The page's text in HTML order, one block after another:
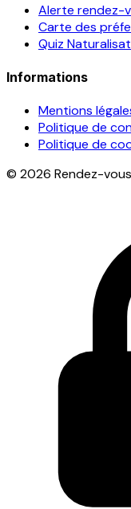
Alerte rendez-
Carte des
Quiz
Informations
Mentions
Politique de
Politique de
© 2026 Rendez-